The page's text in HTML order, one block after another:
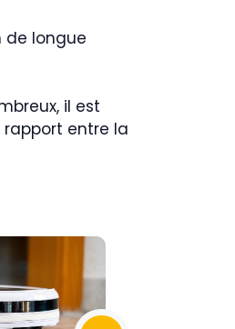
de longue
il est
entre la